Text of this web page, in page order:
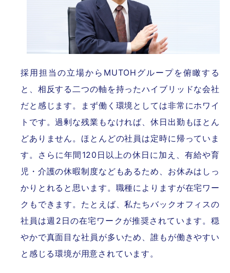
採用担当の立場からMUTOHグループを俯瞰する
と、相反する二つの軸を持ったハイブリッドな会社
だと感じます。まず働く環境としては非常にホワイ
トです。過剰な残業もなければ、休日出勤もほとん
どありません。ほとんどの社員は定時に帰っていま
す。さらに年間120日以上の休日に加え、有給や育
児・介護の休暇制度などもあるため、お休みはしっ
かりとれると思います。職種によりますが在宅ワー
クもできます。たとえば、私たちバックオフィスの
社員は週2日の在宅ワークが推奨されています。穏
やかで真面目な社員が多いため、誰もが働きやすい
と感じる環境が用意されています。